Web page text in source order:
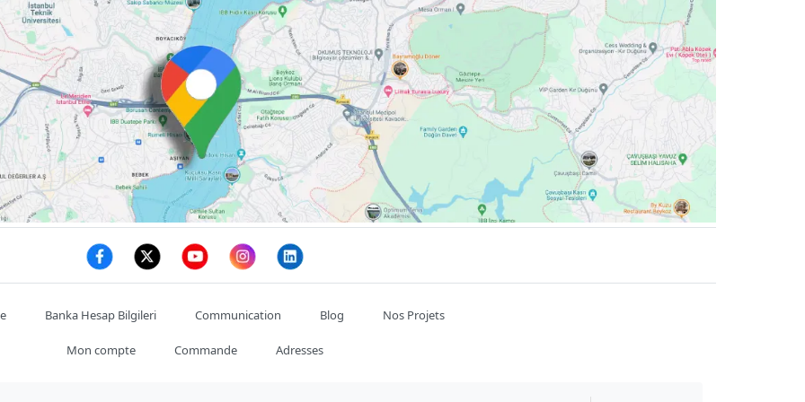
Banka Hesap Bilgileri Communication Blog Nos Projets
Mon compte Commande Adresses